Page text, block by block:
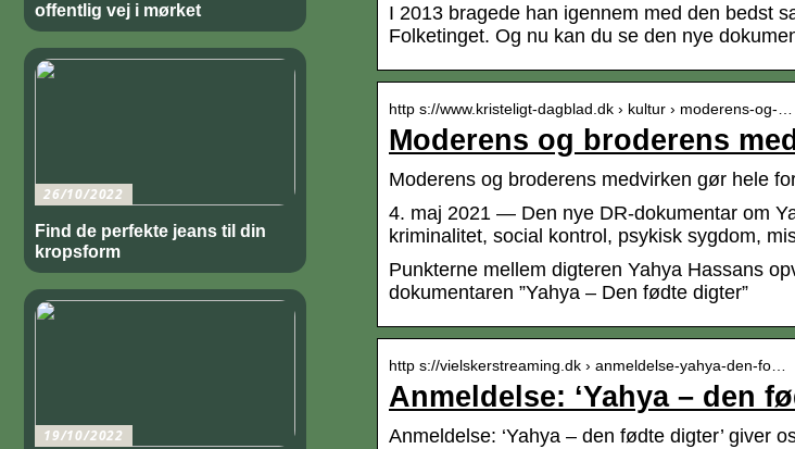
I 2013 bragede han igennem med den bedst
Folketinget. Og nu kan du se den nye
http s://www.kristeligt-dagblad.dk › kultur › moderens-og-…
Moderens og broderens
Moderens og broderens medvirken gør hele
4. maj 2021 — Den nye DR-dokumentar om
kriminalitet, social kontrol, psykisk sygdom,
Punkterne mellem digteren Yahya Hassans
dokumentaren ”Yahya – Den fødte digter”
http s://vielskerstreaming.dk › anmeldelse-yahya-den-fo…
Anmeldelse: ‘Yahya – den
Anmeldelse: ‘Yahya – den fødte digter’ giver
offentlig vej i mørket
26/10/2022
Find de perfekte jeans til din
kropsform
19/10/2022